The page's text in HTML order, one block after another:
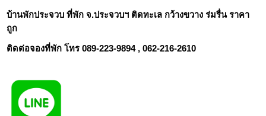
บ้านพักประจวบ ที่พัก จ.ประจวบฯ ติดทะเล กว้างขวาง ร่มรื่น ราคา
ถูก
ติดต่อจองที่พัก โทร089-223-9894 ,062-216-2610